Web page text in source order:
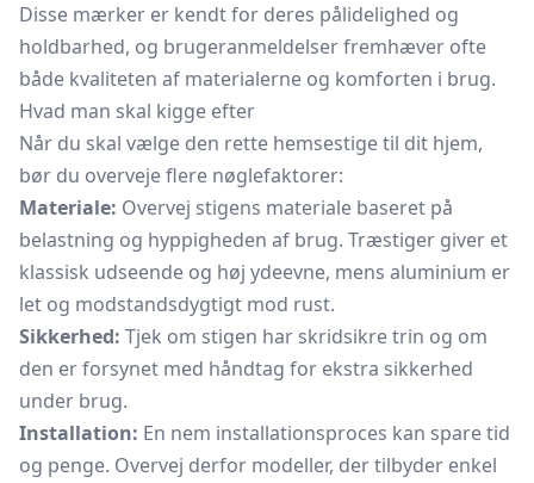
Disse mærker er kendt for deres pålidelighed og
holdbarhed, og brugeranmeldelser fremhæver ofte
både kvaliteten af materialerne og komforten i brug.
Hvad man skal kigge efter
Når du skal vælge den rette hemsestige til dit hjem,
bør du overveje flere nøglefaktorer:
Materiale: Overvej stigens materiale baseret på
belastning og hyppigheden af brug. Træstiger giver et
klassisk udseende og høj ydeevne, mens aluminium er
let og modstandsdygtigt mod rust.
Sikkerhed: Tjek om stigen har skridsikre trin og om
den er forsynet med håndtag for ekstra sikkerhed
under brug.
Installation: En nem installationsproces kan spare tid
og penge. Overvej derfor modeller, der tilbyder enkel